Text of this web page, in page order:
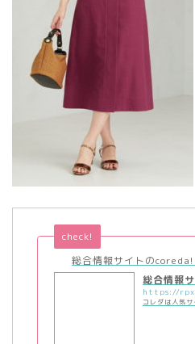
総合情報サイトのcoreda!
check!
総合情報
コレダは人気